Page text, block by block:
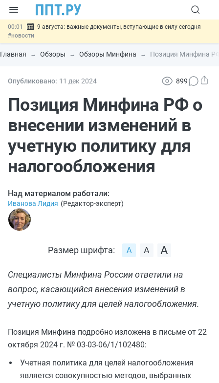
00:01
9 августа: важные документы, вступающие в силу сегодня
#новости
07.08 Подписан закон о блокировке продажи опасных товаров через
«Честный знак»#новости
07.08 Госпошлину за устранение ошибок в документах предлагают
07.08
Разработают единые критерии трудовых и ГПХ-
отношений #новости
Главная Обзоры Обзоры Минфина Позиция Минфина РФ
Опубликовано: 11 дек 2024 899
Позиция Минфина РФ о
внесении изменений в
учетную политику для
налогообложения
Над материалом работали:
Иванова Лидия (Редактор-эксперт)
Размер шрифта:
Специалисты Минфина России ответили на
вопрос, касающийся внесения изменений в
учетную политику для целей налогообложения.
Позиция Минфина подробно изложена в письме от 22
октября 2024 г. № 03-03-06/1/102480:
Учетная политика для целей налогообложения
является совокупностью методов, выбранных